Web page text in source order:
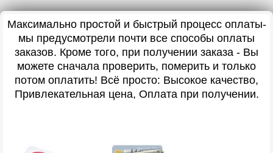
Максимально простой и быстрый процесс оплаты-
мы предусмотрели почти все способы оплаты
заказов. Кроме того, при получении заказа - Вы
можете сначала проверить, померить и только
потом оплатить! Всё просто: Высокое качество,
Привлекательная цена, Оплата при получении.